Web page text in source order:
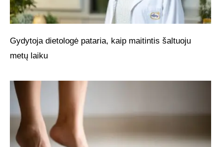
Gydytoja dietologė pataria, kaip maitintis šaltuoju
metų laiku